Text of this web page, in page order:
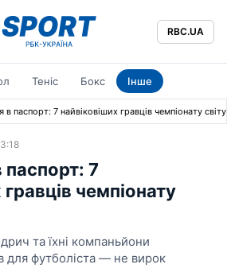
RBC.UA
Теніс Бокс Інше
в паспорт: 7 найвіковіших гравців чемпіонату
паспорт: 7
чемпіонату
та їхні компаньйони
для футболіста — не вирок